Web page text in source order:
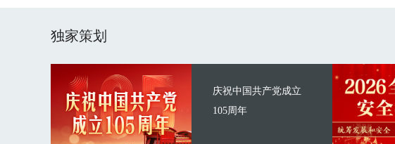
独家策划
庆祝中国共产党成立
105周年